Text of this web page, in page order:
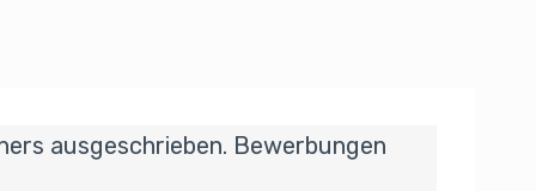
ausgeschrieben. Bewerbungen